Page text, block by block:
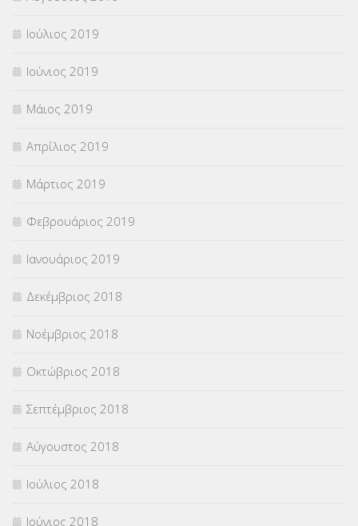
Ιούλιος 2019
Ιούνιος 2019
Μάιος 2019
Απρίλιος 2019
Μάρτιος 2019
Φεβρουάριος 2019
Ιανουάριος 2019
Δεκέμβριος 2018
Νοέμβριος 2018
Οκτώβριος 2018
Σεπτέμβριος 2018
Αύγουστος 2018
Ιούλιος 2018
Ιούνιος 2018